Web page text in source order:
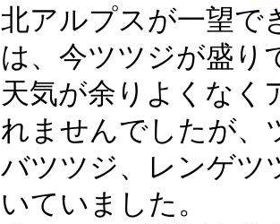
北アルプスが一望で
は、今ツツジが盛り
天気が余りよくなく
れませんでしたが、
バツツジ、レンゲツ
いていました。